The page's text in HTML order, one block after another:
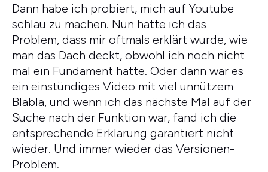
Dann habe ich probiert, mich auf Youtube
schlau zu machen. Nun hatte ich das
Problem, dass mir oftmals erklärt wurde, wie
man das Dach deckt, obwohl ich noch nicht
mal ein Fundament hatte. Oder dann war es
ein einstündiges Video mit viel unnützem
Blabla, und wenn ich das nächste Mal auf der
Suche nach der Funktion war, fand ich die
entsprechende Erklärung garantiert nicht
wieder. Und immer wieder das Versionen-
Problem.